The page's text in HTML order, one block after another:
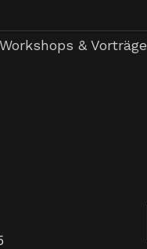
Workshops & Vorträge